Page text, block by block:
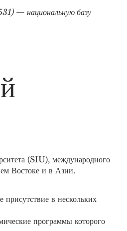
— национальную базу
(SIU), международного
Востоке и в Азии.
в нескольких
программы которого